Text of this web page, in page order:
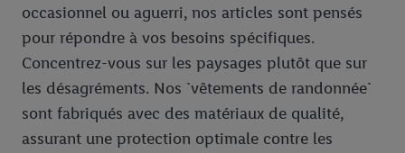
occasionnel ou aguerri, nos articles sont pensés
pour répondre à vos besoins spécifiques.
Concentrez-vous sur les paysages plutôt que sur
les désagréments. Nos `vêtements de randonnée`
sont fabriqués avec des matériaux de qualité,
assurant une protection optimale contre les